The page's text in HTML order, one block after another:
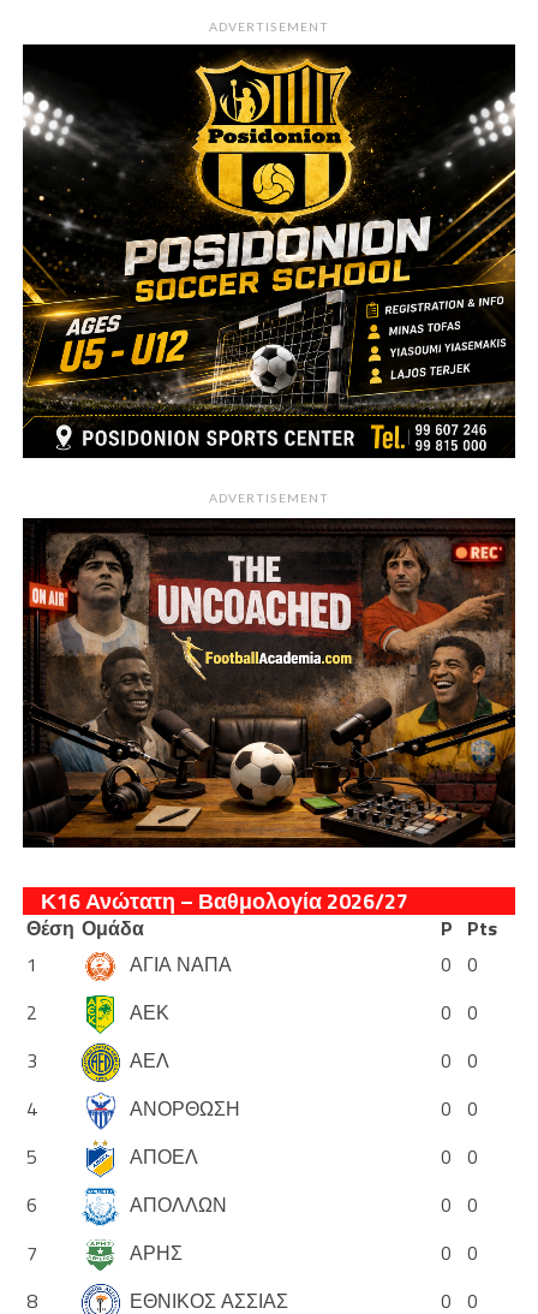
ADVERTISEMENT
ADVERTISEMENT
Κ16 Ανώτατη – Βαθμολογία 2026/27
Θέση Ομάδα P Pts
1
ΑΓΙΑ ΝΑΠΑ 0 0
2
ΑΕΚ 0 0
3
ΑΕΛ 0 0
4
ΑΝΟΡΘΩΣΗ 0 0
5
ΑΠΟΕΛ 0 0
6
ΑΠΟΛΛΩΝ 0 0
7
ΑΡΗΣ 0 0
8
ΕΘΝΙΚΟΣ ΑΣΣΙΑΣ 0 0